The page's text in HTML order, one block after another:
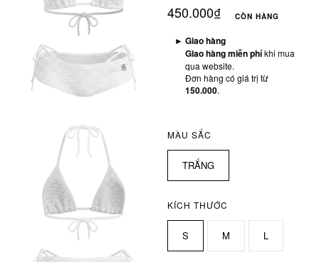
450.000₫ CÒN HÀNG
► Giao hàng
Giao hàng miễn phíkhi mua
qua website.
Đơn hàng có giá trị từ
150.000.
MÀU SẮC
TRẮNG
KÍCH THƯỚC
S M L